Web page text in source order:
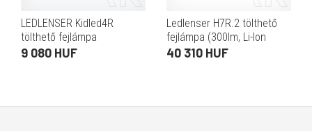
LEDLENSER Kidled4R
tölthető fejlámpa
gyerekeknek 40lm 1xLi-ion
9 080 HUF
Ledlenser H7R.2 tölthető
fejlámpa (300lm, Li-Ion
3.7V)
40 310 HUF